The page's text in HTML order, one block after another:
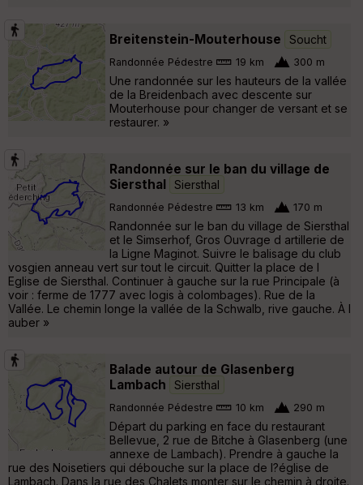
Breitenstein-Mouterhouse Soucht
Randonnée Pédestre 19 km 300 m
Une randonnée sur les hauteurs de la vallée
de la Breidenbach avec descente sur
Mouterhouse pour changer de versant et se
restaurer. »
Randonnée sur le ban du village de
Siersthal
Siersthal
Randonnée Pédestre 13 km 170 m
Randonnée sur le ban du village de Siersthal
et le Simserhof, Gros Ouvrage d artillerie de
la Ligne Maginot. Suivre le balisage du club
vosgien anneau vert sur tout le circuit. Quitter la place de l
Eglise de Siersthal. Continuer à gauche sur la rue Principale (à
voir : ferme de 1777 avec logis à colombages). Rue de la
Vallée. Le chemin longe la vallée de la Schwalb, rive gauche. À l
auber »
Balade autour de Glasenberg
Lambach
Siersthal
Randonnée Pédestre 10 km 290 m
Départ du parking en face du restaurant
Bellevue, 2 rue de Bitche à Glasenberg (une
annexe de Lambach). Prendre à gauche la
rue des Noisetiers qui débouche sur la place de l?église de
Lambach. Dans la rue des Chalets monter sur le chemin à droite.